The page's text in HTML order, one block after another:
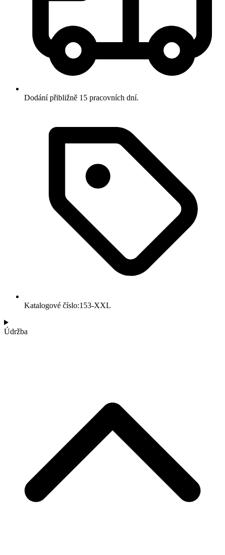
Dodání přibližně 15 pracovních dní.
Katalogové číslo:153-XXL
Údržba